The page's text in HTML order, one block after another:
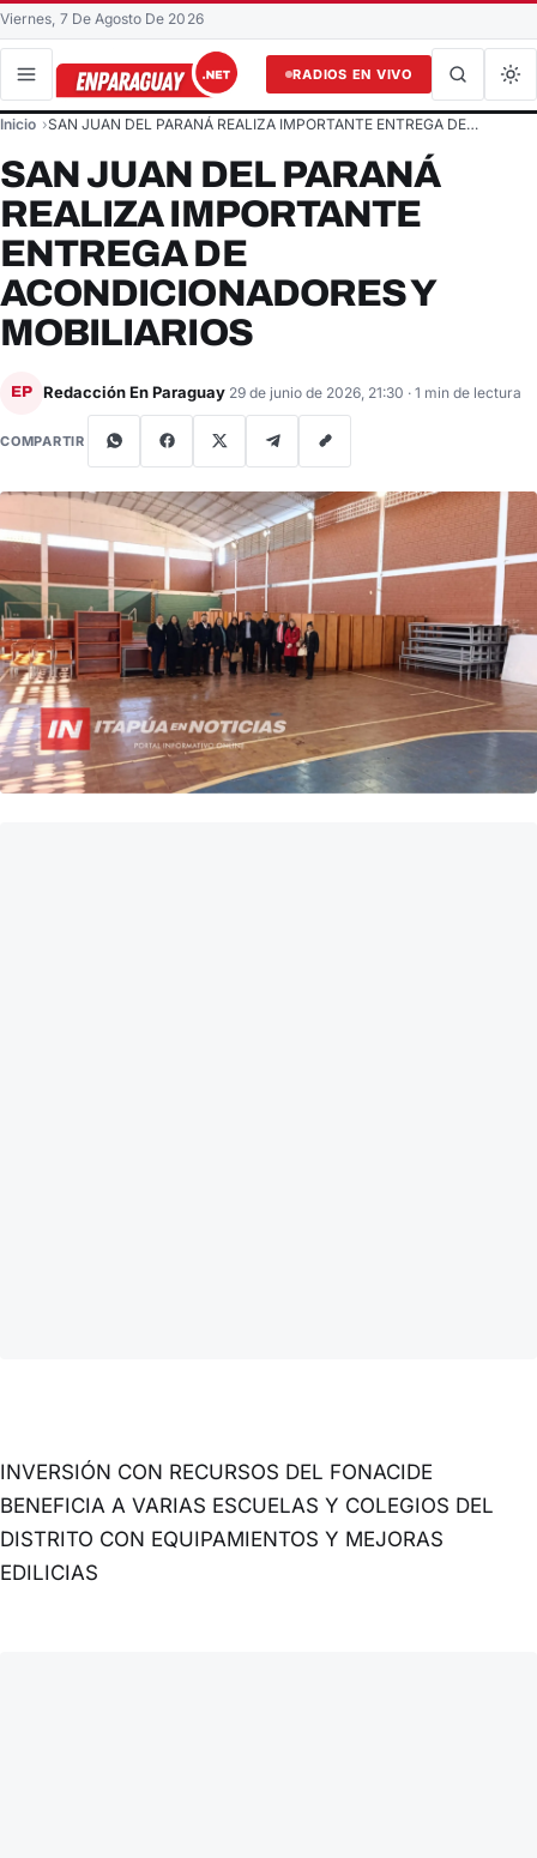
Viernes, 7 De Agosto De 2026
RADIOS EN VIVO
Buscar en el sitio
Inicio SAN JUAN DEL PARANÁ REALIZA IMPORTANTE ENTREGA DE…
SAN JUAN DEL PARANÁ
REALIZA IMPORTANTE
ENTREGA DE
ACONDICIONADORES Y
MOBILIARIOS
EP Redacción En Paraguay 29 de junio de 2026, 21:30 · 1 min de lectura
COMPARTIR
INVERSIÓN CON RECURSOS DEL FONACIDE
BENEFICIA A VARIAS ESCUELAS Y COLEGIOS DEL
DISTRITO CON EQUIPAMIENTOS Y MEJORAS
EDILICIAS